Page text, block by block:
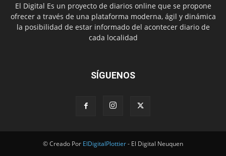
El Digital Es un proyecto de diarios online que se propone
ofrecer a través de una plataforma moderna, ágil y dinámica
la posibilidad de estar informado del acontecer diario de
cada localidad
SÍGUENOS
© Creado Por ElDigitalPlottier- El Digital Neuquen